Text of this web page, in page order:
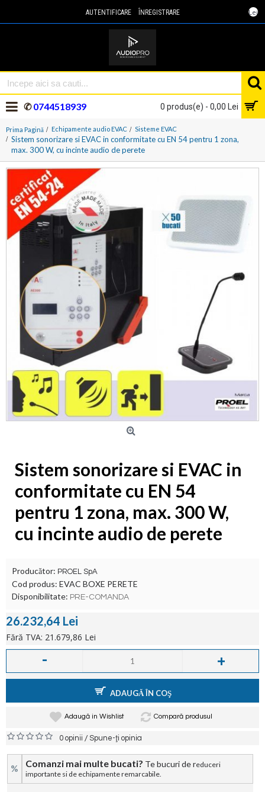
Lei
AUTENTIFICARE ÎNREGISTRARE
0 produs(e) - 0,00 Lei
✆0744518939
Prima Pagină Echipamente audio EVAC Sisteme EVAC
Sistem sonorizare si EVAC in conformitate cu EN 54 pentru 1 zona,
max. 300 W, cu incinte audio de perete
Sistem sonorizare si EVAC in
conformitate cu EN 54
pentru 1 zona, max. 300 W,
cu incinte audio de perete
Producător: PROEL SpA
Cod produs: EVAC BOXE PERETE
Disponibilitate: PRE-COMANDA
26.232,64 Lei
Fără TVA: 21.679,86 Lei
- +
ADAUGĂ ÎN COŞ
Adaugă in Wishlist Compară produsul
0 opinii /Spune-ţi opinia
% Comanzi mai multe bucati? Te bucuri de reduceri
importante si de echipamente remarcabile.